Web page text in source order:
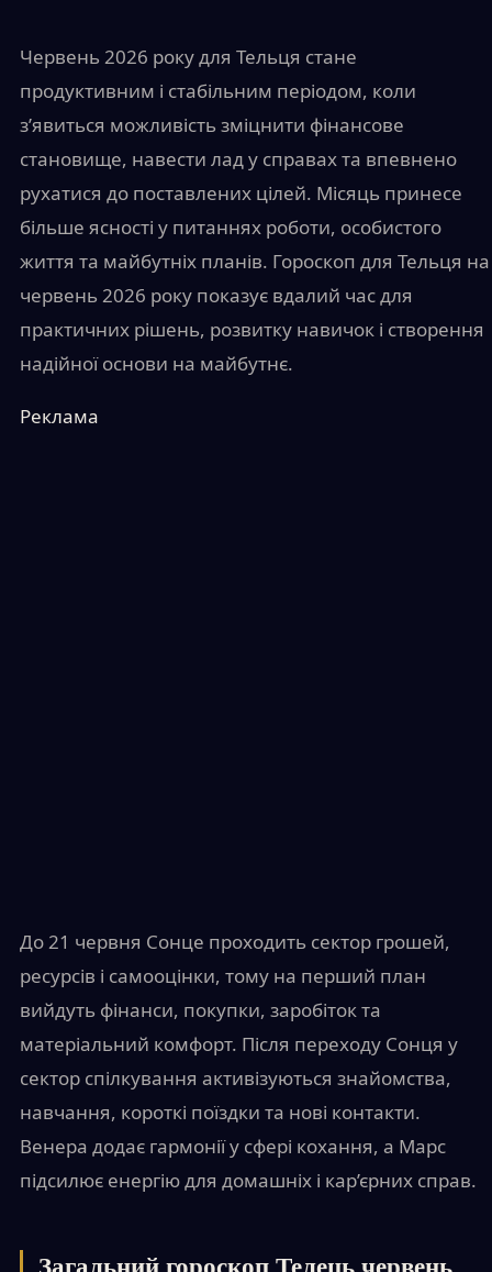
Червень 2026 року для Тельця стане
продуктивним і стабільним періодом, коли
з’явиться можливість зміцнити фінансове
становище, навести лад у справах та впевнено
рухатися до поставлених цілей. Місяць принесе
більше ясності у питаннях роботи, особистого
життя та майбутніх планів. Гороскоп для Тельця на
червень 2026 року показує вдалий час для
практичних рішень, розвитку навичок і створення
надійної основи на майбутнє.
Реклама
До 21 червня Сонце проходить сектор грошей,
ресурсів і самооцінки, тому на перший план
вийдуть фінанси, покупки, заробіток та
матеріальний комфорт. Після переходу Сонця у
сектор спілкування активізуються знайомства,
навчання, короткі поїздки та нові контакти.
Венера додає гармонії у сфері кохання, а Марс
підсилює енергію для домашніх і кар’єрних справ.